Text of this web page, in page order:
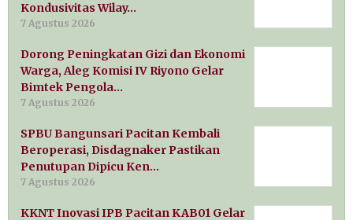
Kondusivitas Wilay…
7 Agustus 2026
Dorong Peningkatan Gizi dan Ekonomi
Warga, Aleg Komisi IV Riyono Gelar
Bimtek Pengola…
7 Agustus 2026
SPBU Bangunsari Pacitan Kembali
Beroperasi, Disdagnaker Pastikan
Penutupan Dipicu Ken…
7 Agustus 2026
KKNT Inovasi IPB Pacitan KAB01 Gelar